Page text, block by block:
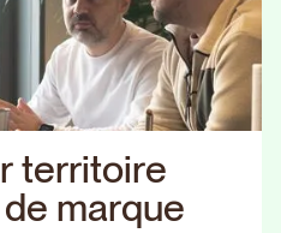
rterritoire
de marque